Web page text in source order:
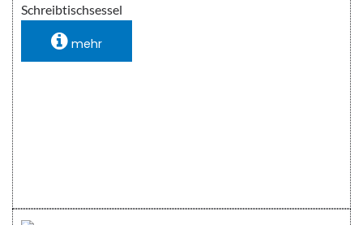
Schreibtischsessel
mehr